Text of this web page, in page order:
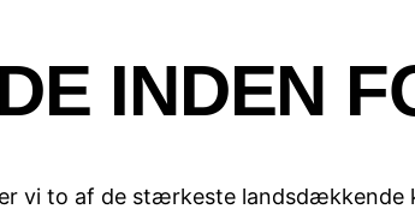
INDEN
vi to af de stærkeste